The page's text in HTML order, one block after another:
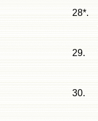
28*.
29.
30.